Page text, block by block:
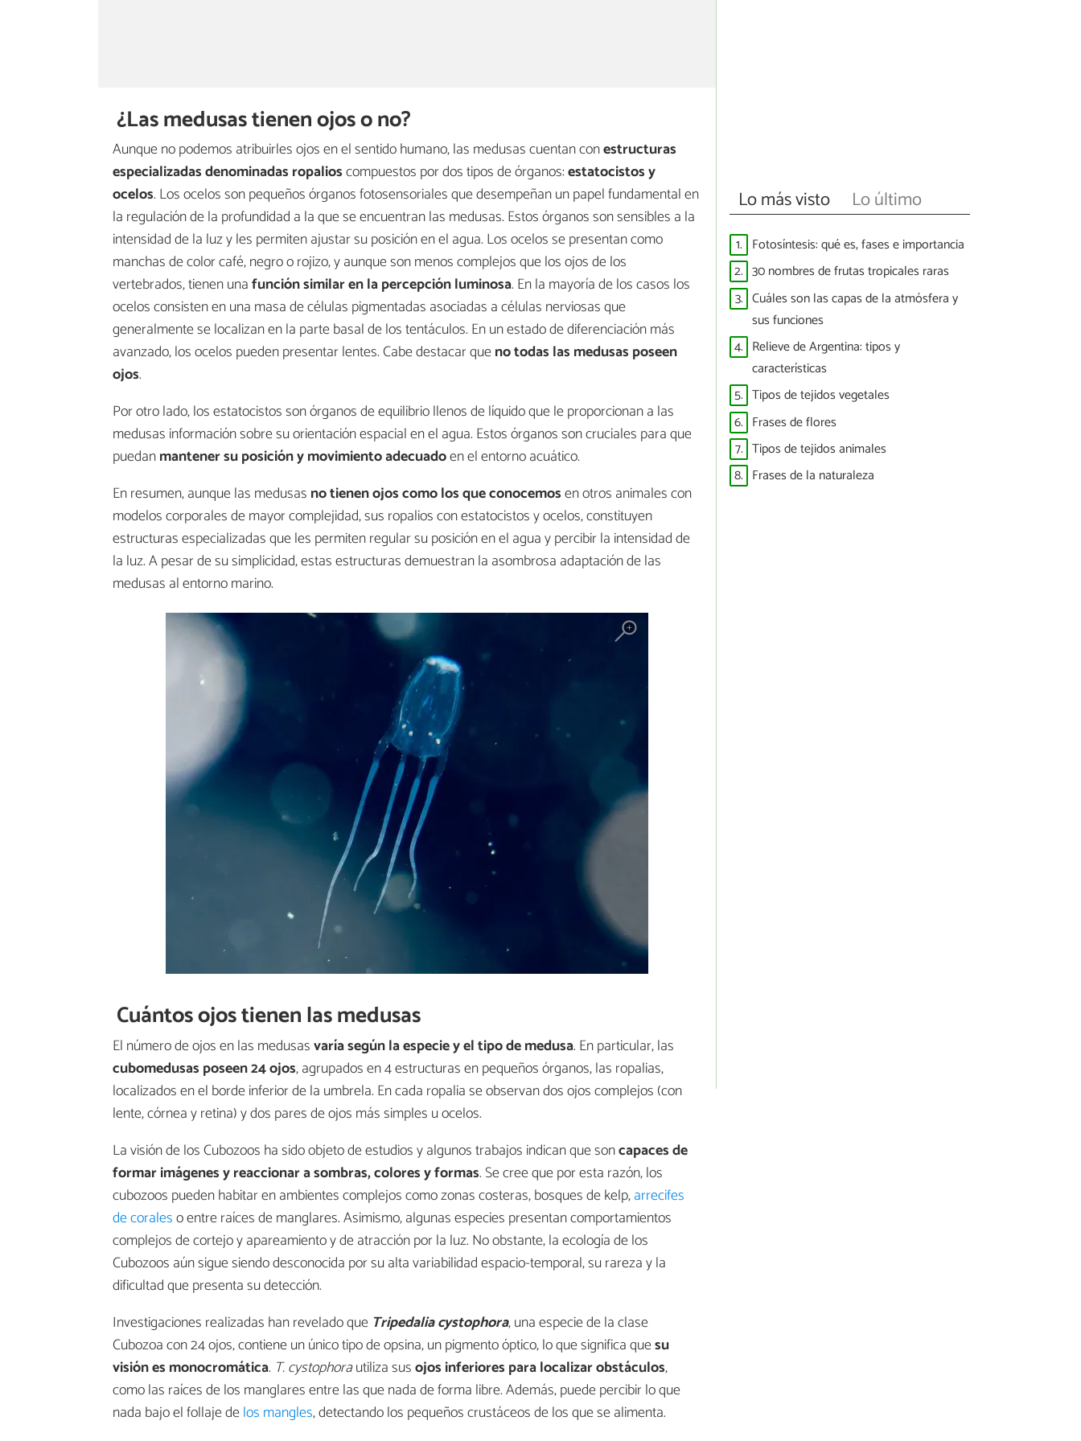
¿Las medusas tienen ojos o no?
Aunque no podemos atribuirles ojos en el sentido humano, las medusas cuentan conestructuras
especializadasdenominadas ropalioscompuestos por dos tipos de órganos:estatocistos y
ocelos. Los ocelos son pequeños órganos fotosensoriales que desempeñan un papel fundamental en
la regulación de la profundidad a la que se encuentran las medusas. Estos órganos son sensibles a la
intensidad de la luz y les permiten ajustar su posición en el agua. Los ocelos se presentan como
manchas de color café, negro o rojizo, y aunque son menos complejos que los ojos de los
vertebrados, tienen unafunción similar en la percepción luminosa. En la mayoría de los casos los
ocelos consisten en una masa de células pigmentadas asociadas a células nerviosas que
generalmente se localizan en la parte basal de los tentáculos. En un estado de diferenciación más
avanzado, los ocelos pueden presentar lentes. Cabe destacar queno todas las medusas poseen
ojos.
Por otro lado, los estatocistos son órganos de equilibrio llenos de líquido que le proporcionan a las
medusas información sobre su orientación espacial en el agua. Estos órganos son cruciales para que
puedanmantener su posición y movimiento adecuadoen el entorno acuático.
En resumen, aunque las medusas no tienen ojos como los que conocemosen otros animales con
modelos corporales de mayor complejidad, sus ropalios con estatocistos y ocelos, constituyen
estructuras especializadas que les permiten regular su posición en el agua y percibir la intensidad de
la luz. A pesar de su simplicidad, estas estructuras demuestran la asombrosa adaptación de las
medusas al entorno marino.
Cuántos ojos tienen las medusas
El número de ojos en las medusasvaría según la especie y el tipo de medusa. En particular, las
cubomedusas poseen 24 ojos, agrupados en 4 estructuras en pequeños órganos, las ropalias,
localizados en el borde inferior de la umbrela. En cada ropalia se observan dos ojos complejos (con
lente, córnea y retina) y dos pares de ojos más simples u ocelos.
La visión de los Cubozoos ha sido objeto de estudios y algunos trabajos indican que soncapaces de
formar imágenes y reaccionar a sombras, colores y formas. Se cree que por esta razón, los
cubozoos pueden habitar en ambientes complejos como zonas costeras, bosques de kelp,arrecifes
de coraleso entre raíces de manglares. Asimismo, algunas especies presentan comportamientos
complejos de cortejo y apareamiento y de atracción por la luz. No obstante, la ecología de los
Cubozoos aún sigue siendo desconocida por su alta variabilidad espacio-temporal, su rareza y la
dificultad que presenta su detección.
Investigaciones realizadas han revelado que Tripedalia cystophora, una especie de la clase
Cubozoa con 24 ojos, contiene un único tipo de opsina, un pigmento óptico, lo que significa quesu
visión es monocromática. T. cystophorautiliza susojos inferiores para localizar obstáculos,
como las raíces de los manglares entre las que nada de forma libre. Además, puede percibir lo que
nada bajo el follaje delos mangles, detectando los pequeños crustáceos de los que se alimenta.
Lo más visto Lo último
1. Fotosíntesis: qué es, fases e importancia
2. 30 nombres de frutas tropicales raras
3. Cuáles son las capas de la atmósfera y
sus funciones
4. Relieve de Argentina: tipos y
características
5. Tipos de tejidos vegetales
6. Frases de flores
7. Tipos de tejidos animales
8. Frases de la naturaleza